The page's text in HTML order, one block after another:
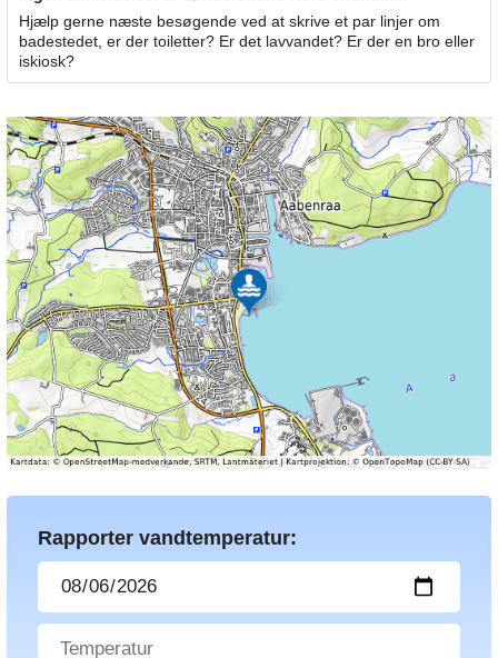
Hjælp gerne næste besøgende ved at skrive et par linjer om
badestedet, er der toiletter? Er det lavvandet? Er der en bro eller
iskiosk?
Rapporter vandtemperatur: